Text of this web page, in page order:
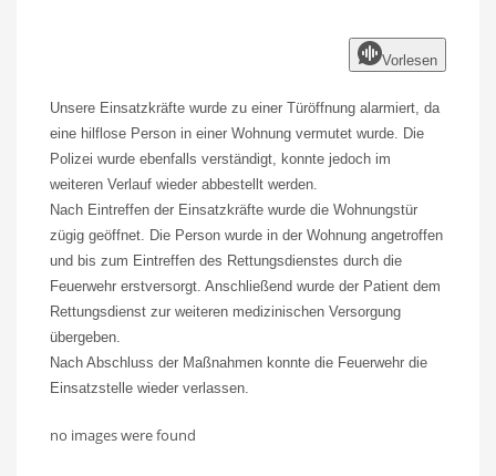
Vorlesen
Unsere Einsatzkräfte wurde zu einer Türöffnung alarmiert, da
eine hilflose Person in einer Wohnung vermutet wurde. Die
Polizei wurde ebenfalls verständigt, konnte jedoch im
weiteren Verlauf wieder abbestellt werden.
Nach Eintreffen der Einsatzkräfte wurde die Wohnungstür
zügig geöffnet. Die Person wurde in der Wohnung angetroffen
und bis zum Eintreffen des Rettungsdienstes durch die
Feuerwehr erstversorgt. Anschließend wurde der Patient dem
Rettungsdienst zur weiteren medizinischen Versorgung
übergeben.
Nach Abschluss der Maßnahmen konnte die Feuerwehr die
Einsatzstelle wieder verlassen.
no images were found